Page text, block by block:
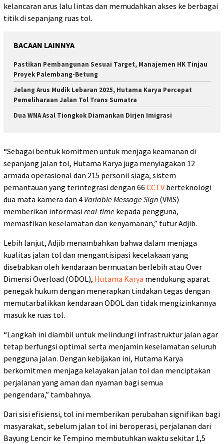
kelancaran arus lalu lintas dan memudahkan akses ke berbagai
titik di sepanjang ruas tol.
BACAAN LAINNYA
Pastikan Pembangunan Sesuai Target, Manajemen HK Tinjau
Proyek Palembang-Betung
Jelang Arus Mudik Lebaran 2025, Hutama Karya Percepat
Pemeliharaan Jalan Tol Trans Sumatra
Dua WNA Asal Tiongkok Diamankan Dirjen Imigrasi
“Sebagai bentuk komitmen untuk menjaga keamanan di
sepanjang jalan tol, Hutama Karya juga menyiagakan 12
armada operasional dan 215 personil siaga, sistem
pemantauan yang terintegrasi dengan 66 CCTV berteknologi
dua mata kamera dan 4 Variable Message Sign (VMS)
memberikan informasireal-time kepada pengguna,
memastikan keselamatan dan kenyamanan,” tutur Adjib.
Lebih lanjut, Adjib menambahkan bahwa dalam menjaga
kualitas jalan tol dan mengantisipasi kecelakaan yang
disebabkan oleh kendaraan bermuatan berlebih atau Over
Dimensi Overload (ODOL), Hutama Karya mendukung aparat
penegak hukum dengan menerapkan tindakan tegas dengan
memutarbalikkan kendaraan ODOL dan tidak mengizinkannya
masuk ke ruas tol.
“Langkah ini diambil untuk melindungi infrastruktur jalan agar
tetap berfungsi optimal serta menjamin keselamatan seluruh
pengguna jalan. Dengan kebijakan ini, Hutama Karya
berkomitmen menjaga kelayakan jalan tol dan menciptakan
perjalanan yang aman dan nyaman bagi semua
pengendara,” tambahnya.
Dari sisi efisiensi, tol ini memberikan perubahan signifikan bagi
masyarakat, sebelum jalan tol ini beroperasi, perjalanan dari
Bayung Lencir ke Tempino membutuhkan waktu sekitar 1,5